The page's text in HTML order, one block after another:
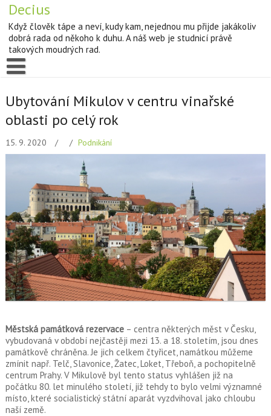
Decius
Když člověk tápe a neví, kudy kam, nejednou mu přijde jakákoliv
dobrá rada od někoho k duhu. A náš web je studnicí právě
takových moudrých rad.
Ubytování Mikulov v centru vinařské
oblasti po celý rok
15. 9. 2020 Podnikání
Městská památková rezervace– centra některých měst v Česku,
vybudovaná v období nejčastěji mezi 13. a 18. stoletím, jsou dnes
památkově chráněna. Je jich celkem čtyřicet, namátkou můžeme
zmínit např. Telč, Slavonice, Žatec, Loket, Třeboň, a pochopitelně
centrum Prahy. V Mikulově byl tento status vyhlášen již na
počátku 80. let minulého století, již tehdy to bylo velmi významné
místo, které socialistický státní aparát vyzdvihoval jako chloubu
naší země.